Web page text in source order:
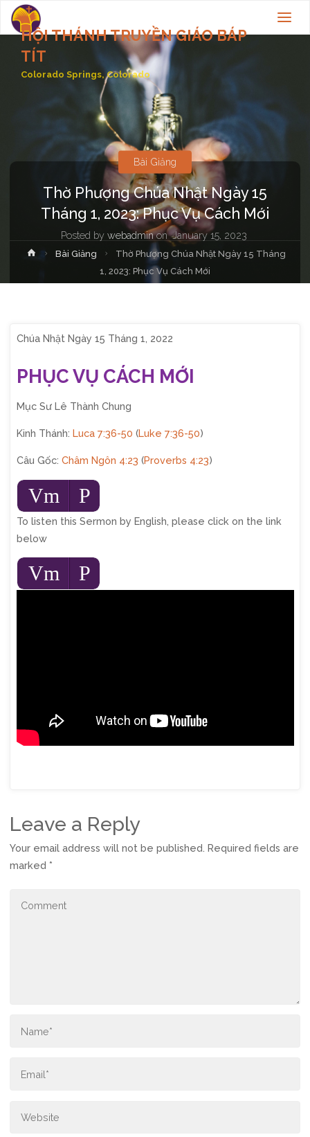
HỘI THÁNH TRUYỀN GIÁO BÁP
TÍT
Colorado Springs, Colorado
Thờ Phượng Chúa Nhật Ngày 15
Tháng 1, 2023: Phục Vụ Cách Mới
Posted by webadmin on January 15, 2023
Bài Giảng
HomeBài Giảng
Thờ Phượng Chúa Nhật Ngày 15 Tháng
1, 2023: Phục Vụ Cách Mới
Chúa Nhật Ngày 15 Tháng 1, 2022
PHỤC VỤ CÁCH MỚI
Mục Sư Lê Thành Chung
Kinh Thánh: Luca 7:36-50 (Luke 7:36-50)
Câu Gốc: Châm Ngôn 4:23 (Proverbs 4:23)
Audio
Player
Vm P
To listen this Sermon by English, please click on the link
below
Audio
Player
Vm P
Leave a Reply
Your email address will not be published. Required fields are
marked *